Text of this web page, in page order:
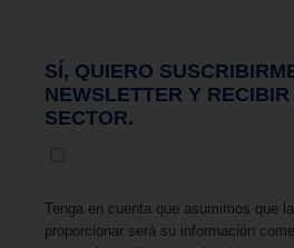
SÍ, QUIERO
NEWSLETTER Y
SECTOR.
Tenga en cuenta que asumimos que
proporcionar será su información